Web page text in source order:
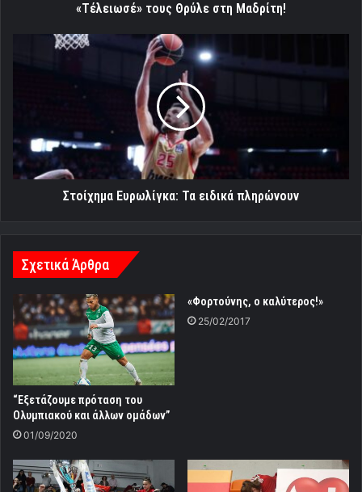
«Τέλειωσέ» τους Θρύλε στη Μαδρίτη!
Στοίχημα
Στοίχημα Ευρωλίγκα: Τα ειδικά πληρώνουν
Σχετικά Άρθρα
“Εξετάζουμε πρόταση του
Ολυμπιακού και άλλων ομάδων”
01/09/2020
«Φορτούνης, ο καλύτερος!»
25/02/2017